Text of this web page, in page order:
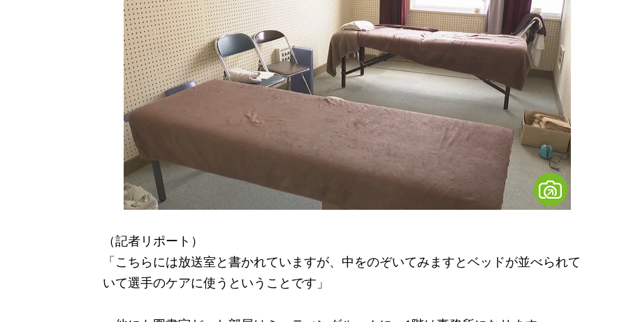
（記者リポート）
「こちらには放送室と書かれていますが、中をのぞいてみますとベッドが並べられて
いて選手のケアに使うということです」